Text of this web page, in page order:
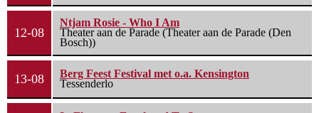
12-08
Ntjam Rosie - Who I Am
Theater aan de Parade (Theater aan de Parade (Den
Bosch))
13-08
Berg Feest Festival met o.a. Kensington
Tessenderlo